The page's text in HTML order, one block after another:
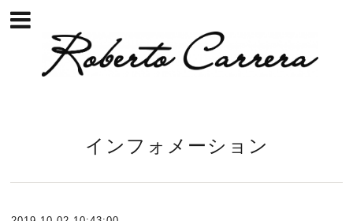
インフォメーション